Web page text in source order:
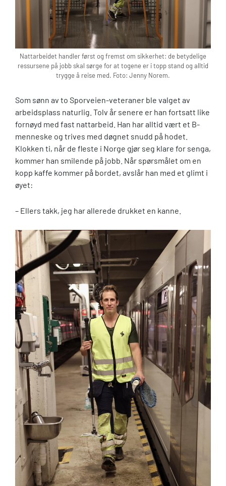
Nattarbeidet handler først og fremst om sikkerhet: de betydelige
ressursene på jobb skal sørge for at togene er i topp stand og alltid
trygge å reise med. Foto: Jenny Norem.
Som sønn av to Sporveien-veteraner ble valget av
arbeidsplass naturlig. Tolv år senere er han fortsatt like
fornøyd med fast nattarbeid. Han har alltid vært et B-
menneske og trives med døgnet snudd på hodet.
Klokken ti, når de fleste i Norge gjør seg klare for senga,
kommer han smilende på jobb. Når spørsmålet om en
kopp kaffe kommer på bordet, avslår han med et glimt i
øyet:
– Ellers takk, jeg har allerede drukket en kanne.